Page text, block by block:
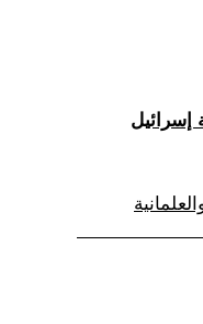
إسرائيل